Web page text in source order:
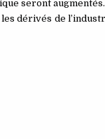
seront
dérivés de